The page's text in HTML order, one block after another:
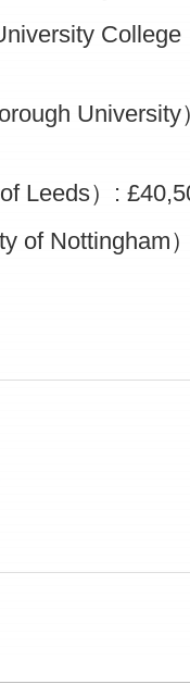
College
University
Leeds）:
of Nottingham